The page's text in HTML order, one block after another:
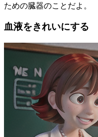
ための臓器のことだよ。
血液をきれいにする